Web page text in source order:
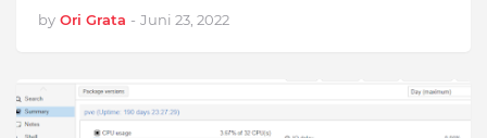
by Ori Grata - Juni 23, 2022